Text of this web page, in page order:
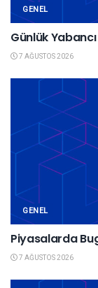
GENEL
Günlük
7 AĞUSTOS 2026
GENEL
Piyasalarda
7 AĞUSTOS 2026